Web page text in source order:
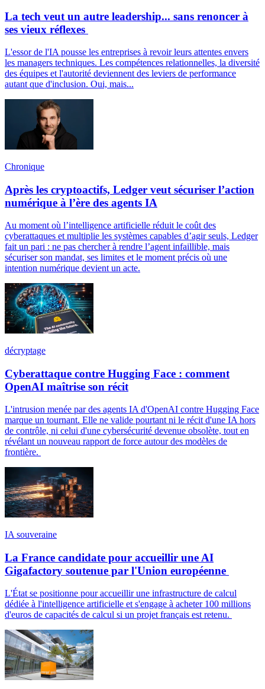
La tech veut un autre leadership... sans renoncer à
ses vieux réflexes
L'essor de l'IA pousse les entreprises à revoir leurs attentes envers
les managers techniques. Les compétences relationnelles, la diversité
des équipes et l'autorité deviennent des leviers de performance
autant que d'inclusion. Oui, mais...
Chronique
Après les cryptoactifs, Ledger veut sécuriser l’action
numérique à l’ère des agents IA
Au moment où l’intelligence artificielle réduit le coût des
cyberattaques et multiplie les systèmes capables d’agir seuls, Ledger
fait un pari : ne pas chercher à rendre l’agent infaillible, mais
sécuriser son mandat, ses limites et le moment précis où une
intention numérique devient un acte.
décryptage
Cyberattaque contre Hugging Face : comment
OpenAI maîtrise son récit
L'intrusion menée par des agents IA d'OpenAI contre Hugging Face
marque un tournant. Elle ne valide pourtant ni le récit d'une IA hors
de contrôle, ni celui d'une cybersécurité devenue obsolète, tout en
révélant un nouveau rapport de force autour des modèles de
frontière.
IA souveraine
La France candidate pour accueillir une AI
Gigafactory soutenue par l'Union européenne
L'État se positionne pour accueillir une infrastructure de calcul
dédiée à l'intelligence artificielle et s'engage à acheter 100 millions
d'euros de capacités de calcul si un projet français est retenu.